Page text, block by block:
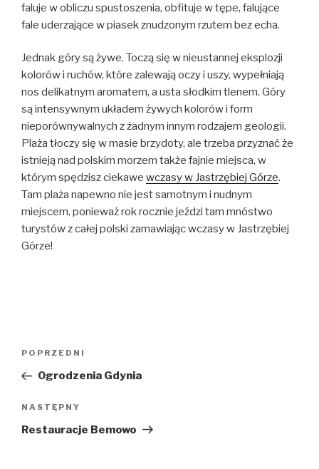
faluje w obliczu spustoszenia, obfituje w tępe, falujące
fale uderzające w piasek znudzonym rzutem bez echa.
Jednak góry są żywe. Toczą się w nieustannej eksplozji
kolorów i ruchów, które zalewają oczy i uszy, wypełniają
nos delikatnym aromatem, a usta słodkim tlenem. Góry
są intensywnym układem żywych kolorów i form
nieporównywalnych z żadnym innym rodzajem geologii.
Plaża tłoczy się w masie brzydoty, ale trzeba przyznać że
istnieją nad polskim morzem także fajnie miejsca, w
którym spędzisz ciekawe wczasy w Jastrzębiej Górze.
Tam plaża napewno nie jest samotnym i nudnym
miejscem, ponieważ rok rocznie jeździ tam mnóstwo
turystów z całej polski zamawiając wczasy w Jastrzębiej
Górze!
Poprzedni
wpis
POPRZEDNI
Ogrodzenia Gdynia
Następny
wpis
NASTĘPNY
Restauracje Bemowo